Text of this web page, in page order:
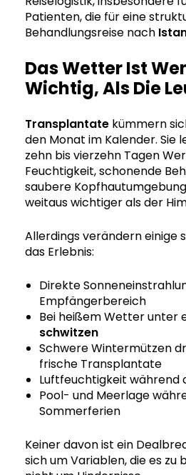
Patienten, die für eine
Behandlungsreise nach
Das Wetter Ist
Wichtig, Als Die
Transplantate kümmern
den Monat im Kalender. Sie
zehn bis vierzehn Tagen
Feuchtigkeit, schonende
saubere
weitaus wichtiger als der
Allerdings verändern einige
das Erlebnis:
Direkte
Empfängerbereich
Bei heißem Wetter unter
schwitzen
Schwere Wintermützen
frische Transplantate
Luftfeuchtigkeit während
Pool- und Meerlage
Sommerferien
Keiner davon ist ein
sich um Variablen, die es zu